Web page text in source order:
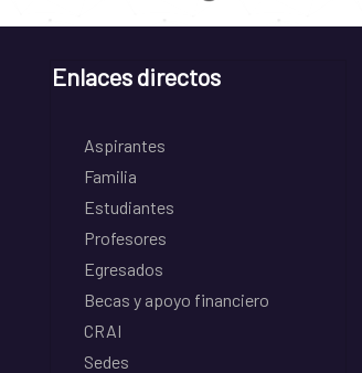
Enlaces directos
Aspirantes
Familia
Estudiantes
Profesores
Egresados
Becas y apoyo financiero
CRAI
Sedes